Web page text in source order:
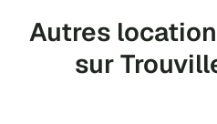
Autres
sur